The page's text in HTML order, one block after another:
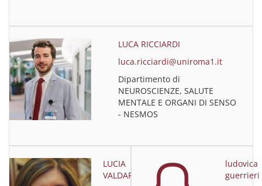
LUCA RICCIARDI
luca.ricciardi@uniroma1.it
Dipartimento di
NEUROSCIENZE, SALUTE
MENTALE E ORGANI DI SENSO
- NESMOS
LUCIA
VALDARCHI
ludovica
guerrieri